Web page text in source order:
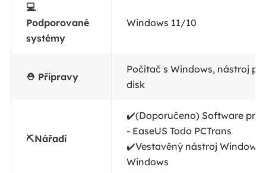
💻
Podporované
systémy
Windows 11/10
⛑️ Přípravy
Počítač s Windows, nástroj
disk
⛏️Nářadí
✔️(Doporučeno) Software pro
- EaseUS Todo PCTrans
✔️Vestavěný nástroj Windows
Windows